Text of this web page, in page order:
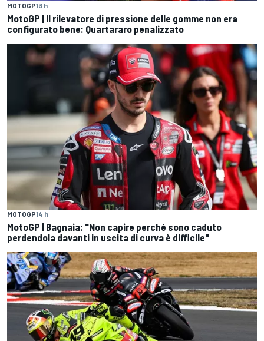
MOTOGP13 h
MotoGP | Il rilevatore di pressione delle gomme non era
configurato bene: Quartararo penalizzato
MOTOGP14 h
MotoGP | Bagnaia: "Non capire perché sono caduto
perdendola davanti in uscita di curva è difficile"